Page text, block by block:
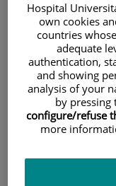
selector
HOME|SUPPORT
ESTUDIO
Hospital
own cookies
countries
adequate
authentication,
and showing
analysis of your
by pressing
configure/refuse
more